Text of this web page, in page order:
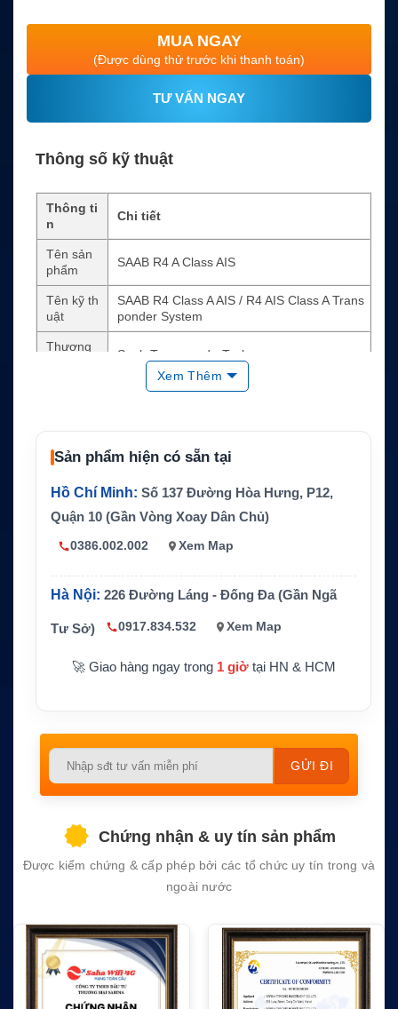
MUA NGAY
(Được dùng thử trước khi thanh toán)
TƯ VẤN NGAY
Thông số kỹ thuật
Thông ti
n
Chi tiết
Tên sản
phẩm
SAAB R4 A Class AIS
Tên kỹ th
uật
SAAB R4 Class A AIS / R4 AIS Class A Trans
ponder System
Thương
Saab TransponderTech
Công ng
hệ chính
Automatic Identification System, VHF AIS, G
PS nội bộ
Nguồn cấ
24 VDC
ớc chính
0 x 207 x 102 mm
Tính năn
g quan tr
nagement, AIS Class B carrier sense
Ứng dụn
Nhận dạng tự động, hỗ trợ trực ca, tích hợp
Xem Thêm
Sản phẩm hiện có sẵn tại
Hồ Chí Minh: Số 137 Đường Hòa Hưng, P12,
Quận 10 (Gần Vòng Xoay Dân Chủ)
0386.002.002 Xem Map
Hà Nội: 226 Đường Láng - Đống Đa (Gần Ngã
Tư Sở) 0917.834.532 Xem Map
🚀 Giao hàng ngay trong 1 giờtại HN & HCM
Please
empty.
Chứng nhận & uy tín sản phẩm
Được kiểm chứng & cấp phép bởi các tổ chức uy tín trong và
ngoài nước